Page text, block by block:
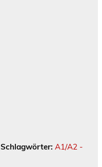
Schlagwörter: A1/A2 -